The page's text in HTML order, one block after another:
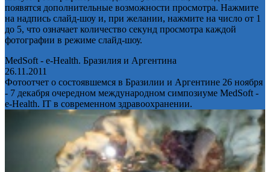
появятся дополнительные возможности просмотра. Нажмите
на надпись слайд-шоу и, при желании, нажмите на число от 1
до 5, что означает количество секунд просмотра каждой
фотографии в режиме слайд-шоу.
MedSoft - e-Health. Бразилия и Аргентина
26.11.2011
Фотоотчет о состоявшемся в Бразилии и Аргентине 26 ноября
- 7 декабря очередном международном симпозиуме MedSoft -
e-Health. IT в современном здравоохранении.